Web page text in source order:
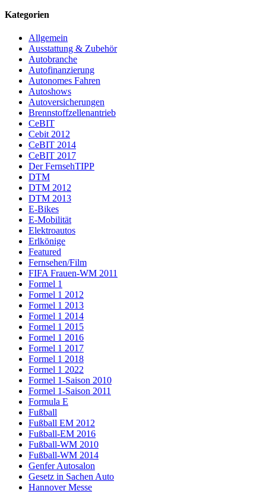
Kategorien
Allgemein
Ausstattung & Zubehör
Autobranche
Autofinanzierung
Autonomes Fahren
Autoshows
Autoversicherungen
Brennstoffzellenantrieb
CeBIT
Cebit 2012
CeBIT 2014
CeBIT 2017
Der FernsehTIPP
DTM
DTM 2012
DTM 2013
E-Bikes
E-Mobilität
Elektroautos
Erlkönige
Featured
Fernsehen/Film
FIFA Frauen-WM 2011
Formel 1
Formel 1 2012
Formel 1 2013
Formel 1 2014
Formel 1 2015
Formel 1 2016
Formel 1 2017
Formel 1 2018
Formel 1 2022
Formel 1-Saison 2010
Formel 1-Saison 2011
Formula E
Fußball
Fußball EM 2012
Fußball-EM 2016
Fußball-WM 2010
Fußball-WM 2014
Genfer Autosalon
Gesetz in Sachen Auto
Hannover Messe